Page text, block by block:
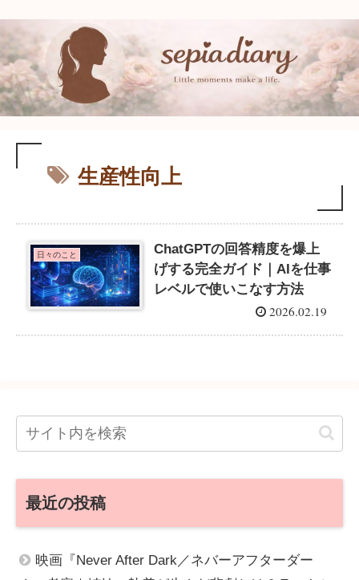
生産性向上
日々のこと
ChatGPTの回答精度を爆上
げする完全ガイド｜AIを仕事
レベルで使いこなす方法
2026.02.19
最近の投稿
映画『Never After Dark／ネバーアフターダー